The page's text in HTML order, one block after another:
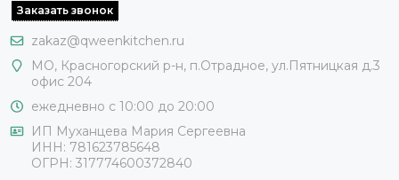
Заказать звонок
zakaz@qweenkitchen.ru
МО, Красногорский р-н, п.Отрадное, ул.Пятницкая д.3
офис 204
ежедневно с 10:00 до 20:00
ИП Муханцева Мария Сергеевна
ИНН: 781623785648
ОГРН: 317774600372840